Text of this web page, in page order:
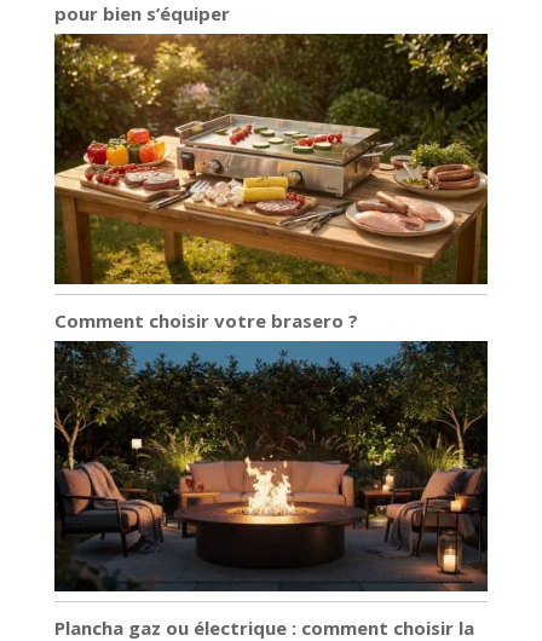
pour bien s’équiper
Comment choisir votre brasero ?
Plancha gaz ou électrique : comment choisir la